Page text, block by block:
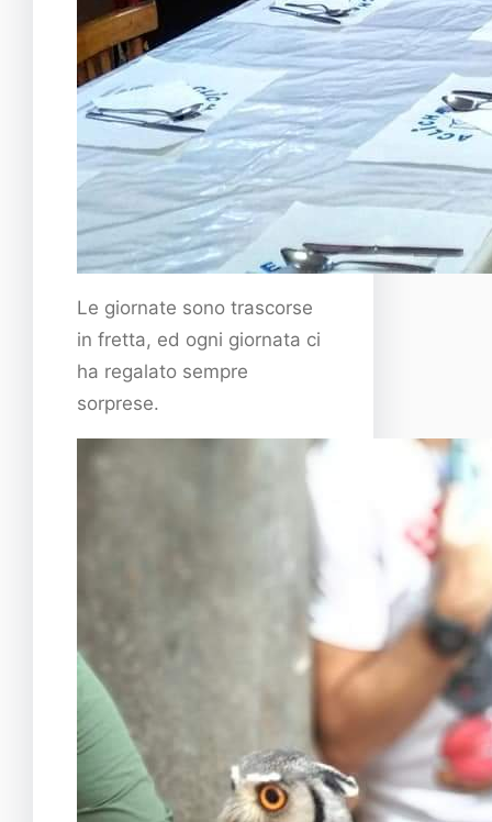
Le giornate sono trascorse
in fretta, ed ogni giornata ci
ha regalato sempre
sorprese.